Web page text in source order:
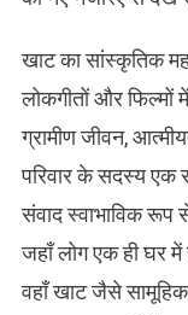
खाट का सांस्कृतिक
लोकगीतों और फिल्मों
ग्रामीण जीवन,
परिवार के सदस्य एक
संवाद स्वाभाविक
जहाँ लोग एक ही घर में
वहाँ खाट जैसे